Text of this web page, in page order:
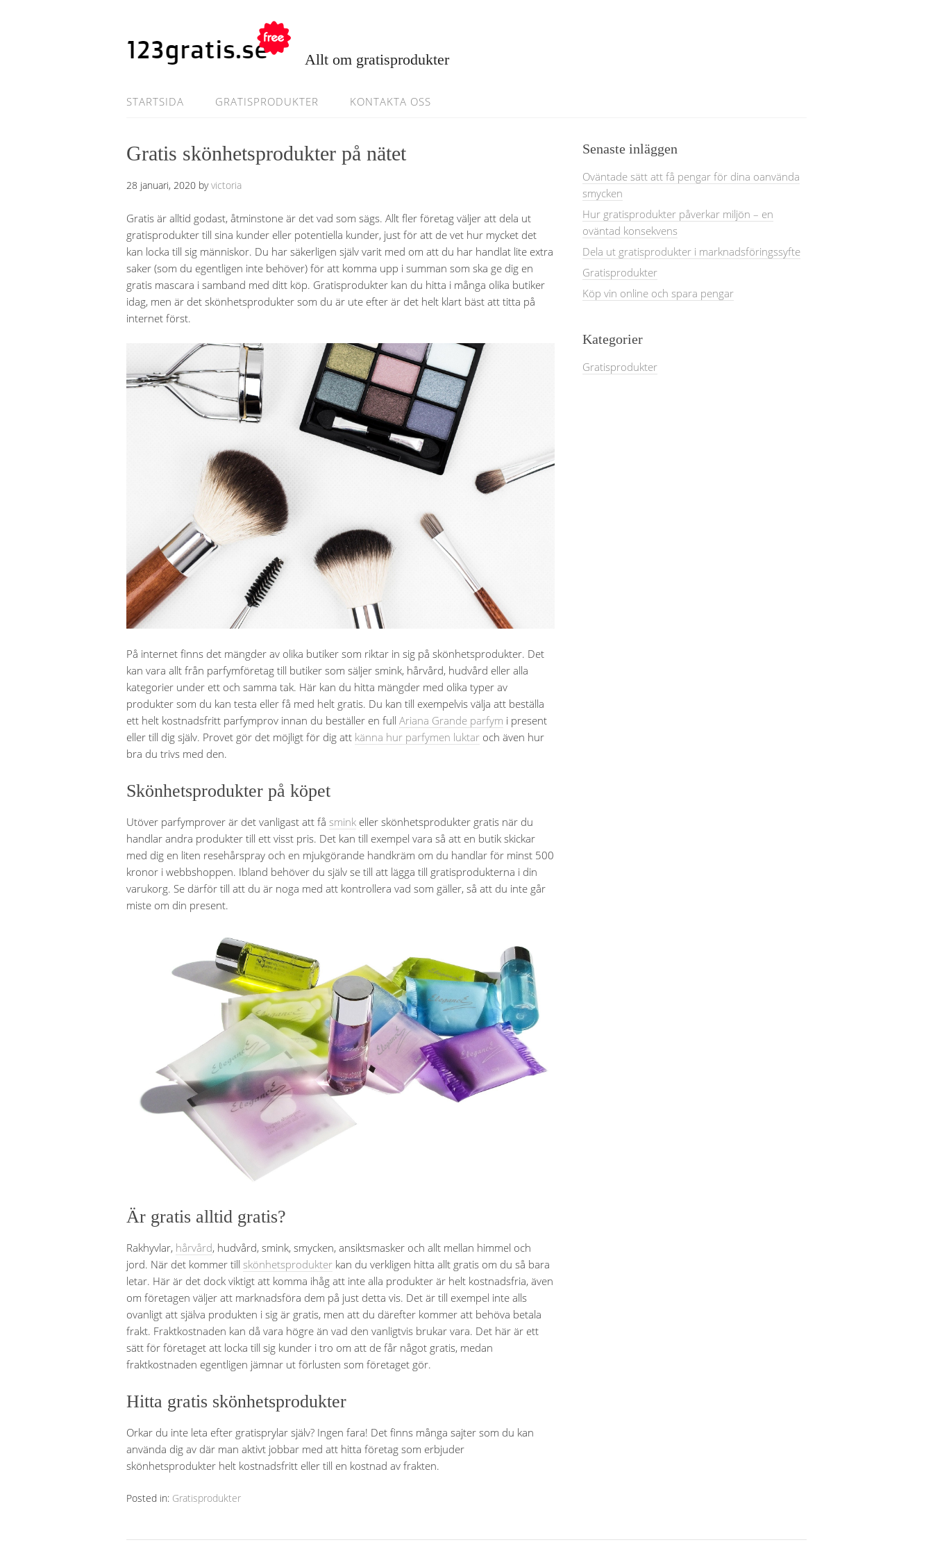
Allt om gratisprodukter
STARTSIDA GRATISPRODUKTER KONTAKTA OSS
Gratis skönhetsprodukter på nätet
28 januari, 2020 byvictoria
Gratis är alltid godast, åtminstone är det vad som sägs. Allt fler företag väljer att dela ut
gratisprodukter till sina kunder eller potentiella kunder, just för att de vet hur mycket det
kan locka till sig människor. Du har säkerligen själv varit med om att du har handlat lite extra
saker (som du egentligen inte behöver) för att komma upp i summan som ska ge dig en
gratis mascara i samband med ditt köp. Gratisprodukter kan du hitta i många olika butiker
idag, men är det skönhetsprodukter som du är ute efter är det helt klart bäst att titta på
internet först.
På internet finns det mängder av olika butiker som riktar in sig på skönhetsprodukter. Det
kan vara allt från parfymföretag till butiker som säljer smink, hårvård, hudvård eller alla
kategorier under ett och samma tak. Här kan du hitta mängder med olika typer av
produkter som du kan testa eller få med helt gratis. Du kan till exempelvis välja att beställa
ett helt kostnadsfritt parfymprov innan du beställer en full Ariana Grande parfym i present
eller till dig själv. Provet gör det möjligt för dig att känna hur parfymen luktar och även hur
bra du trivs med den.
Skönhetsprodukter på köpet
Utöver parfymprover är det vanligast att få smink eller skönhetsprodukter gratis när du
handlar andra produkter till ett visst pris. Det kan till exempel vara så att en butik skickar
med dig en liten resehårspray och en mjukgörande handkräm om du handlar för minst 500
kronor i webbshoppen. Ibland behöver du själv se till att lägga till gratisprodukterna i din
varukorg. Se därför till att du är noga med att kontrollera vad som gäller, så att du inte går
miste om din present.
Är gratis alltid gratis?
Rakhyvlar, hårvård, hudvård, smink, smycken, ansiktsmasker och allt mellan himmel och
jord. När det kommer till skönhetsprodukter kan du verkligen hitta allt gratis om du så bara
letar. Här är det dock viktigt att komma ihåg att inte alla produkter är helt kostnadsfria, även
om företagen väljer att marknadsföra dem på just detta vis. Det är till exempel inte alls
ovanligt att själva produkten i sig är gratis, men att du därefter kommer att behöva betala
frakt. Fraktkostnaden kan då vara högre än vad den vanligtvis brukar vara. Det här är ett
sätt för företaget att locka till sig kunder i tro om att de får något gratis, medan
fraktkostnaden egentligen jämnar ut förlusten som företaget gör.
Hitta gratis skönhetsprodukter
Orkar du inte leta efter gratisprylar själv? Ingen fara! Det finns många sajter som du kan
använda dig av där man aktivt jobbar med att hitta företag som erbjuder
skönhetsprodukter helt kostnadsfritt eller till en kostnad av frakten.
Posted in: Gratisprodukter
Senaste inläggen
Oväntade sätt att få pengar för dina oanvända
smycken
Hur gratisprodukter påverkar miljön – en
oväntad konsekvens
Dela ut gratisprodukter i marknadsföringssyfte
Gratisprodukter
Köp vin online och spara pengar
Kategorier
Gratisprodukter